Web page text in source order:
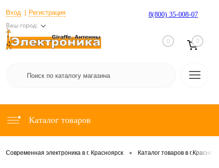
Вход Регистрация
Ваш город:
8(800) 35-008-07
0 0
Каталог товаров
Современная электроника в г. Красноярск • Каталог товаров в